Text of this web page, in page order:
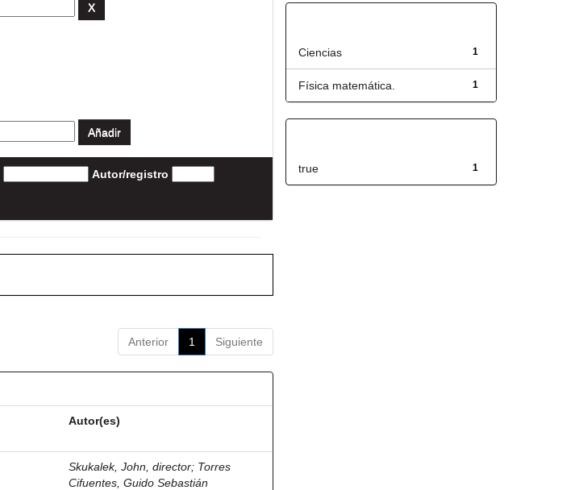
Autor/registro
Anterior 1 Siguiente
Autor(es)
Skukalek, John, director; Torres
Cifuentes, Guido Sebastián
1
Ciencias
1
Física matemática.
1
true